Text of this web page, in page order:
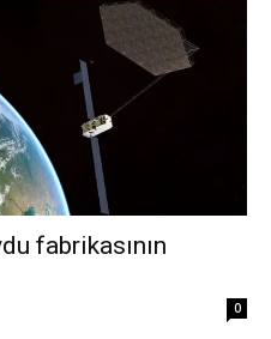
fabrikasının
0